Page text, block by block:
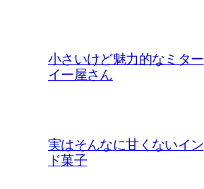
小さいけど魅力的なミター
イー屋さん
実はそんなに甘くないイン
ド菓子